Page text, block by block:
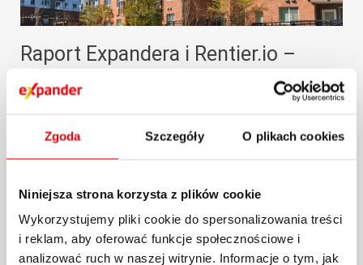
Zgoda Szczegóły O plikach cookies
Niniejsza strona korzysta z plików cookie
Wykorzystujemy pliki cookie do spersonalizowania treści
i reklam, aby oferować funkcje społecznościowe i
analizować ruch w naszej witrynie. Informacje o tym, jak
Raport Expandera i Rentier.io –
Ceny mieszkań, październik i III
kw. 2024 r.
Na rynku nieruchomości mamy teraz do
czynienia z dość dziwną sytuacją. Z raportu
29.10.2024 / KOMENTARZE I ANALIZY
więcej